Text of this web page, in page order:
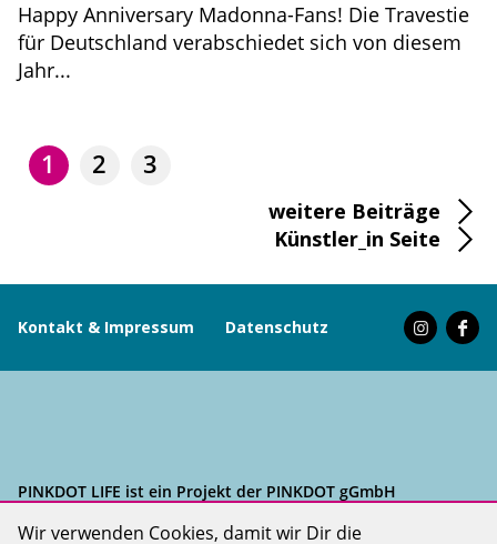
Happy Anniversary Madonna-Fans! Die Travestie
für Deutschland verabschiedet sich von diesem
Jahr...
1 2 3
weitere Beiträge
Künstler_in Seite
Kontakt & Impressum Datenschutz
PINKDOT LIFE ist ein Projekt der PINKDOT gGmbH
Wir verwenden Cookies, damit wir Dir die